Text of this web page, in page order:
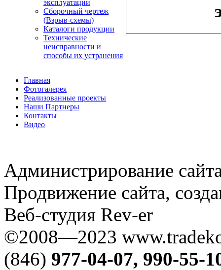
эксплуатации
Сборочный чертеж
(Взрыв-схемы)
Каталоги продукции
Технические
неисправности и
способы их устранения
Главная
Фотогалерея
Реализованные проекты
Наши Партнеры
Контакты
Видео
Администрирование
Продвижение сайта,
Веб-студия Rev-er
©2008—2023
(846) 977-04-07, 990-55-